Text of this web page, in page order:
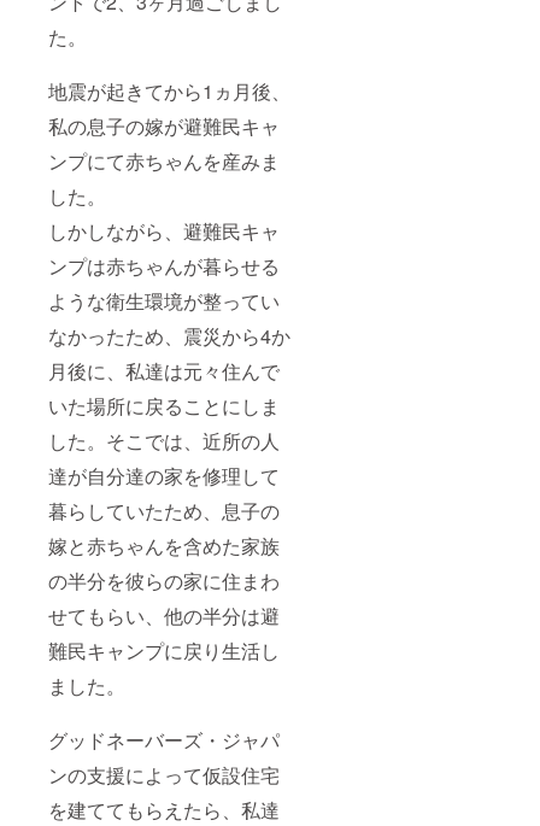
た。
地震が起きてから1ヵ月後、
私の息子の嫁が避難民キャ
ンプにて赤ちゃんを産みま
した。
しかしながら、避難民キャ
ンプは赤ちゃんが暮らせる
ような衛生環境が整ってい
なかったため、震災から4か
月後に、私達は元々住んで
いた場所に戻ることにしま
した。そこでは、近所の人
達が自分達の家を修理して
暮らしていたため、息子の
嫁と赤ちゃんを含めた家族
の半分を彼らの家に住まわ
せてもらい、他の半分は避
難民キャンプに戻り生活し
ました。
グッドネーバーズ・ジャパ
ンの支援によって仮設住宅
を建ててもらえたら、私達